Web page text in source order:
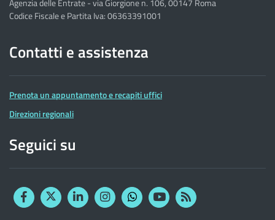
Agenzia delle Entrate - via Giorgione n. 106, 00147 Roma
Codice Fiscale e Partita Iva: 06363391001
Contatti e assistenza
Prenota un appuntamento e recapiti uffici
Direzioni regionali
Seguici su
FacebookTwitterLinkedinInstagram
YouTubeRSS